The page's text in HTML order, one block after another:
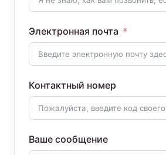
Электронная почта
Контактный номер
Ваше сообщение